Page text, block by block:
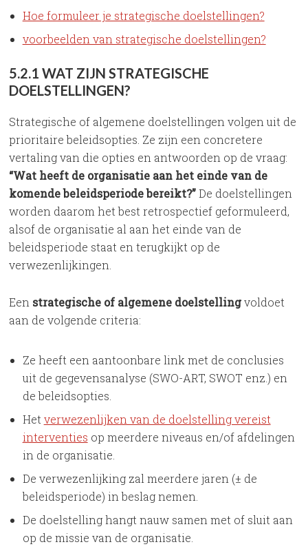
Hoe formuleer je strategische doelstellingen?
voorbeelden van strategische doelstellingen?
5.2.1 WAT ZIJN STRATEGISCHE
DOELSTELLINGEN?
Strategische of algemene doelstellingen volgen uit de
prioritaire beleidsopties. Ze zijn een concretere
vertaling van die opties en antwoorden op de vraag:
“Wat heeft de organisatie aan het einde van de
komende beleidsperiode bereikt?”De doelstellingen
worden daarom het best retrospectief geformuleerd,
alsof de organisatie al aan het einde van de
beleidsperiode staat en terugkijkt op de
verwezenlijkingen.
Een strategische of algemene doelstellingvoldoet
aan de volgende criteria:
Ze heeft een aantoonbare link met de conclusies
uit de gegevensanalyse (SWO-ART, SWOT enz.) en
de beleidsopties.
Het verwezenlijken van de doelstelling vereist
interventies op meerdere niveaus en/of afdelingen
in de organisatie.
De verwezenlijking zal meerdere jaren (± de
beleidsperiode) in beslag nemen.
De doelstelling hangt nauw samen met of sluit aan
op de missie van de organisatie.